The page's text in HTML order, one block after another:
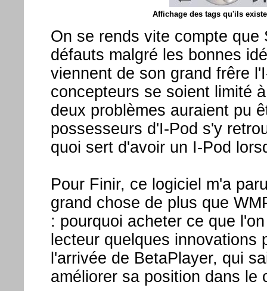
Affichage des tags qu'ils
On se rends vite compte
défauts malgré les bonnes
viennent de son grand frêre
concepteurs se soient limité
deux problèmes auraient pu
possesseurs d'I-Pod s'y
quoi sert d'avoir un I-Pod
Pour Finir, ce logiciel m'a
grand chose de plus que
: pourquoi acheter ce que
lecteur quelques
l'arrivée de BetaPlayer, qui
améliorer sa position dans le